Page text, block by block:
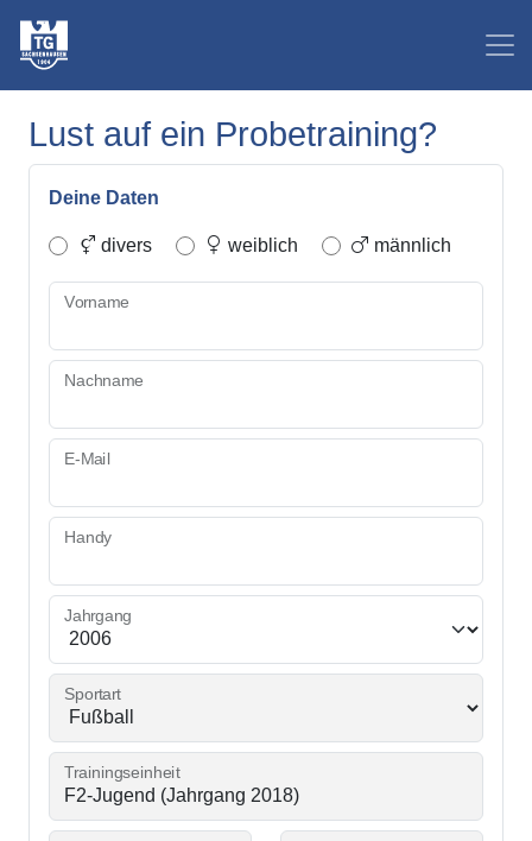
Lust auf ein Probetraining?
Deine Daten
divers weiblich männlich
Vorname
Nachname
E-Mail
Handy
Jahrgang
Sportart
Trainingseinheit